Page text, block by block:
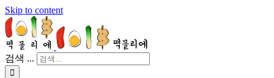
Skip to content
검색 ...